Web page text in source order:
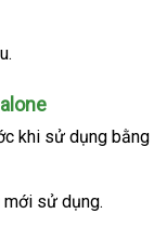
khi sử dụng bằng
mới sử dụng.